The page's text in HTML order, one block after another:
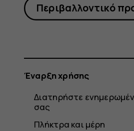
Περιβαλλοντικό
Έναρξη χρήσης
Διατηρήστε
σας
Πλήκτρα και μέρη